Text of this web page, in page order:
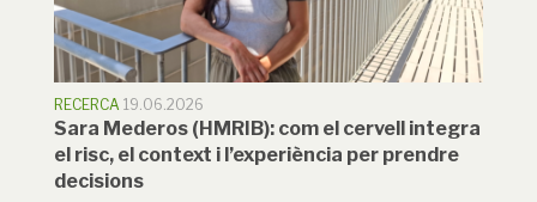
RECERCA 19.06.2026
Sara Mederos (HMRIB): com el cervell integra
el risc, el context i l’experiència per prendre
decisions